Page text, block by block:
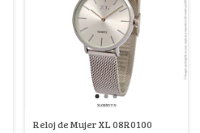
Reloj de Mujer XL 08R0100